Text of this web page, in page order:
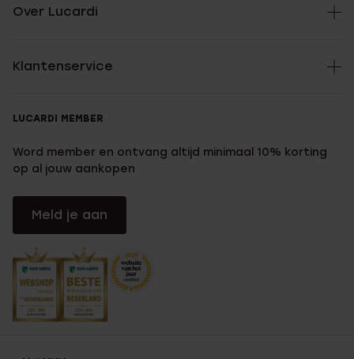
Over Lucardi
Klantenservice
LUCARDI MEMBER
Word member en ontvang altijd minimaal 10% korting
op al jouw aankopen
Meld je aan